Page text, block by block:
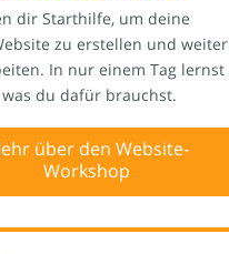
dir Starthilfe, um deine
zu erstellen und weiter
In nur einem Tag lernst
du dafür brauchst.
über den Website-
Workshop